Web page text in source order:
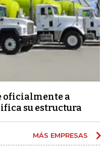
oficialmente a
su estructura
MÁS EMPRESAS